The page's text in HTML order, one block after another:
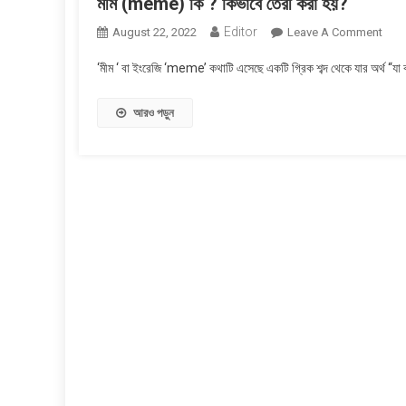
August 22, 2022 Editor Leave A CommentOn
‘মীম ‘ বা ইংরেজি ‘meme’ কথাটি এসেছে একটি গ্রিক শব্দ থেকে যার অর্থ
আরও পড়ুন